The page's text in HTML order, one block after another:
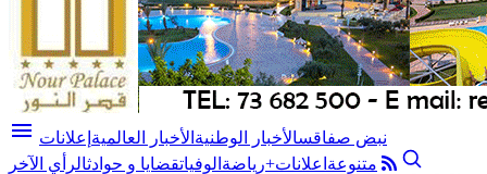
menu نبض صفاقسالأخبار الوطنية الأخبار العالمية إعلانات
متنوعة اعلانات+رياضة الوفياتقضايا و حوادثالرأي الآخر